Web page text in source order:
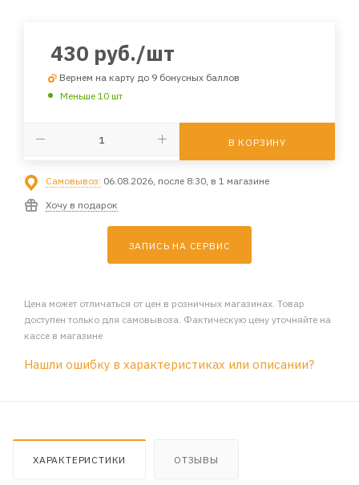
430 руб./шт
Вернем на карту до 9 бонусных баллов
Меньше 10 шт
В КОРЗИНУ
Самовывоз: 06.08.2026, после 8:30, в 1 магазине
Хочу в подарок
ЗАПИСЬ НА СЕРВИС
Цена может отличаться от цен в розничных магазинах. Товар
доступен только для самовывоза. Фактическую цену уточняйте на
кассе в магазине
Нашли ошибку в характеристиках или описании?
ХАРАКТЕРИСТИКИ ОТЗЫВЫ